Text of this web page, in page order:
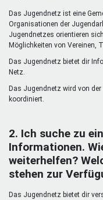
Mentoren & Projekte
Schule & Beruf
Demokratie & Beteiligung
Das Jugendnetz ist eine
Organisationen der
Jugendnetzes orientieren
Möglichkeiten von Vereinen,
Das Jugendnetz bietet dir
Netz.
Das Jugendnetz wird von
koordiniert.
2. Ich suche zu
Informationen.
weiterhelfen?
stehen zur
Das Jugendnetz bietet dir